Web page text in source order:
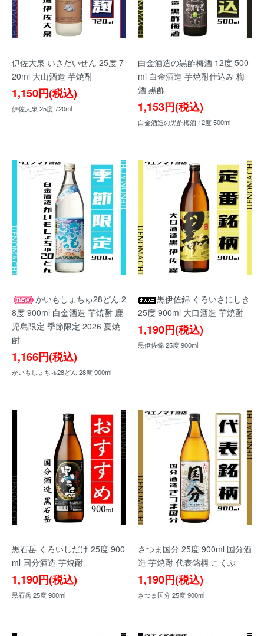
伊佐大泉 いさだいせん 25度 7
20ml 大山酒造 芋焼酎
1,150円(税込)
伊佐大泉 25度 720ml
白金酒造の黒酢梅酒 12度 500
ml 白金酒造 芋焼酎仕込み 梅
酒 黒酢
1,153円(税込)
白金酒造の黒酢梅酒 12度 500ml
かいもしょちゅ28どん 2
8度 900ml 白金酒造 芋焼酎 鹿
児島限定 季節限定 2026 夏焼
酎
1,166円(税込)
かいもしょちゅ28どん 28度 900ml
黒伊佐錦 くろいさにしき
25度 900ml 大口酒造 芋焼酎
1,190円(税込)
黒伊佐錦 25度 900ml
黒石岳 くろいしだけ 25度 900
ml 国分酒造 芋焼酎
1,190円(税込)
黒石岳 25度 900ml
さつま国分 25度 900ml 国分酒
造 芋焼酎 代表銘柄 こくぶ
1,190円(税込)
さつま国分 25度 900ml